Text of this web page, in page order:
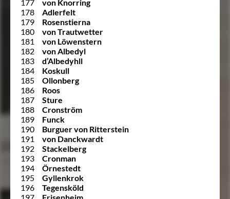
177
von Knorring
178
Adlerfelt
179
Rosenstierna
180
von Trautwetter
181
von Löwenstern
182
von Albedyl
183
d’Albedyhll
184
Koskull
185
Ollonberg
186
Roos
187
Sture
188
Cronström
189
Funck
190
Burguer von Ritterstein
191
von Danckwardt
192
Stackelberg
193
Cronman
194
Örnestedt
195
Gyllenkrok
196
Tegensköld